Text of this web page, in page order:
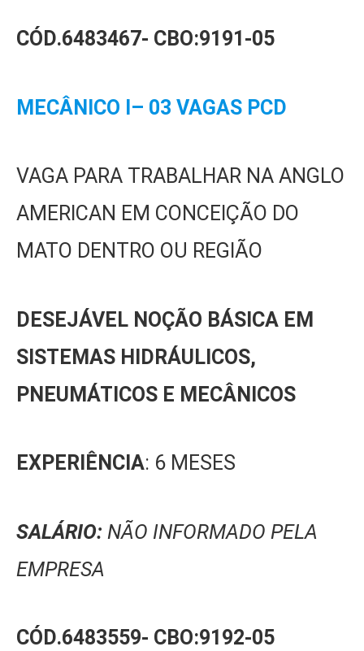
CÓD.6483467- CBO:9191-05
MECÂNICO I– 03 VAGAS PCD
VAGA PARA TRABALHAR NA ANGLO
AMERICAN EM CONCEIÇÃO DO
MATO DENTRO OU REGIÃO
DESEJÁVEL NOÇÃO BÁSICA EM
SISTEMAS HIDRÁULICOS,
PNEUMÁTICOS E MECÂNICOS
EXPERIÊNCIA: 6 MESES
SALÁRIO: NÃO INFORMADO PELA
EMPRESA
CÓD.6483559- CBO:9192-05